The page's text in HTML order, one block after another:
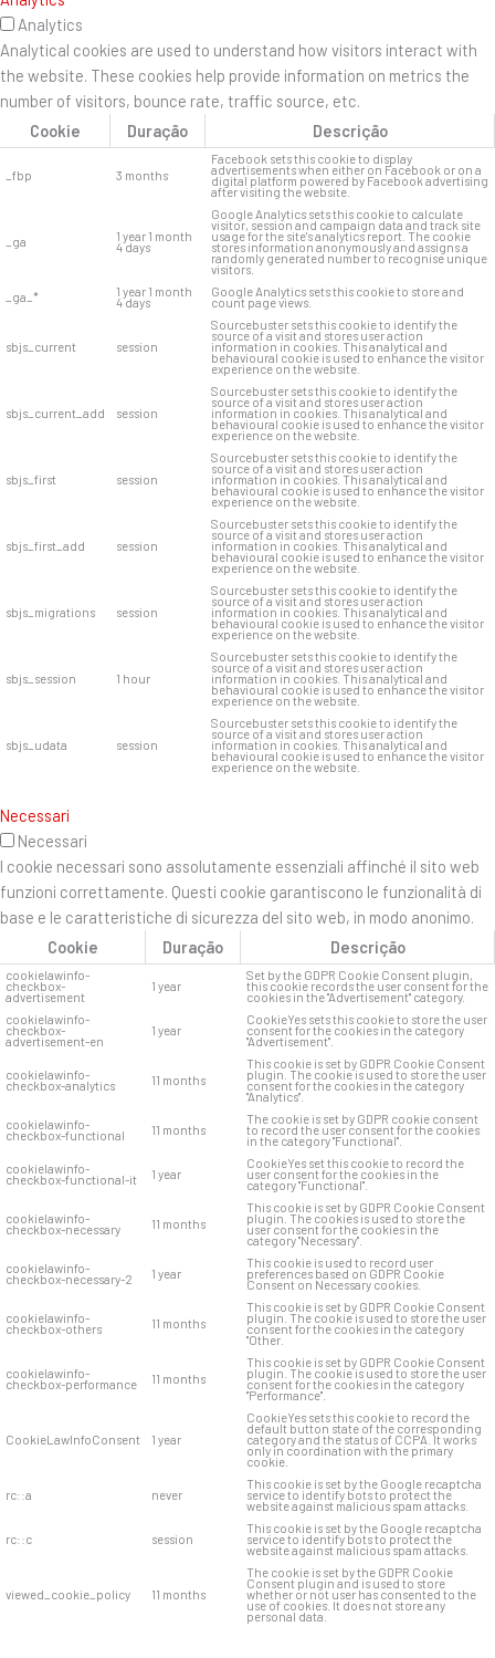
Analytics
Analytical cookies are used to understand how visitors interact with
the website. These cookies help provide information on metrics the
number of visitors, bounce rate, traffic source, etc.
Cookie
Duração Descrição
_fbp 3 months
Facebook sets this cookie to display
advertisements when either on Facebook or on a
digital platform powered by Facebook advertising
after visiting the website.
_ga 1 year 1 month
4 days
Google Analytics sets this cookie to calculate
visitor, session and campaign data and track site
usage for the site's analytics report. The cookie
stores information anonymously and assigns a
randomly generated number to recognise unique
visitors.
_ga_*
1 year 1 month
4 days
Google Analytics sets this cookie to store and
count page views.
sbjs_current session
Sourcebuster sets this cookie to identify the
source of a visit and stores user action
information in cookies. This analytical and
behavioural cookie is used to enhance the visitor
experience on the website.
sbjs_current_add session
Sourcebuster sets this cookie to identify the
source of a visit and stores user action
information in cookies. This analytical and
behavioural cookie is used to enhance the visitor
experience on the website.
sbjs_first session
Sourcebuster sets this cookie to identify the
source of a visit and stores user action
information in cookies. This analytical and
behavioural cookie is used to enhance the visitor
experience on the website.
sbjs_first_add session
Sourcebuster sets this cookie to identify the
source of a visit and stores user action
information in cookies. This analytical and
behavioural cookie is used to enhance the visitor
experience on the website.
sbjs_migrations session
Sourcebuster sets this cookie to identify the
source of a visit and stores user action
information in cookies. This analytical and
behavioural cookie is used to enhance the visitor
experience on the website.
sbjs_session 1 hour
Sourcebuster sets this cookie to identify the
source of a visit and stores user action
information in cookies. This analytical and
behavioural cookie is used to enhance the visitor
experience on the website.
sbjs_udata session
Sourcebuster sets this cookie to identify the
source of a visit and stores user action
information in cookies. This analytical and
behavioural cookie is used to enhance the visitor
experience on the website.
Necessari
Necessari
I cookie necessari sono assolutamente essenziali affinché il sito web
funzioni correttamente. Questi cookie garantiscono le funzionalità di
base e le caratteristiche di sicurezza del sito web, in modo anonimo.
Cookie
Duração Descrição
cookielawinfo-
checkbox-
advertisement
1 year
Set by the GDPR Cookie Consent plugin,
this cookie records the user consent for the
cookies in the "Advertisement" category.
cookielawinfo-
checkbox-
advertisement-en
1 year
CookieYes sets this cookie to store the user
consent for the cookies in the category
"Advertisement".
cookielawinfo-
checkbox-analytics 11 months
This cookie is set by GDPR Cookie Consent
plugin. The cookie is used to store the user
consent for the cookies in the category
"Analytics".
cookielawinfo-
checkbox-functional 11 months
The cookie is set by GDPR cookie consent
to record the user consent for the cookies
in the category "Functional".
cookielawinfo-
checkbox-functional-it 1 year
CookieYes set this cookie to record the
user consent for the cookies in the
category "Functional".
cookielawinfo-
checkbox-necessary 11 months
This cookie is set by GDPR Cookie Consent
plugin. The cookies is used to store the
user consent for the cookies in the
category "Necessary".
cookielawinfo-
checkbox-necessary-2 1 year
This cookie is used to record user
preferences based on GDPR Cookie
Consent on Necessary cookies.
cookielawinfo-
checkbox-others 11 months
This cookie is set by GDPR Cookie Consent
plugin. The cookie is used to store the user
consent for the cookies in the category
"Other.
cookielawinfo-
checkbox-performance 11 months
This cookie is set by GDPR Cookie Consent
plugin. The cookie is used to store the user
consent for the cookies in the category
"Performance".
CookieLawInfoConsent 1 year
CookieYes sets this cookie to record the
default button state of the corresponding
category and the status of CCPA. It works
only in coordination with the primary
cookie.
rc::a never
This cookie is set by the Google recaptcha
service to identify bots to protect the
website against malicious spam attacks.
rc::c session
This cookie is set by the Google recaptcha
service to identify bots to protect the
website against malicious spam attacks.
viewed_cookie_policy 11 months
The cookie is set by the GDPR Cookie
Consent plugin and is used to store
whether or not user has consented to the
use of cookies. It does not store any
personal data.